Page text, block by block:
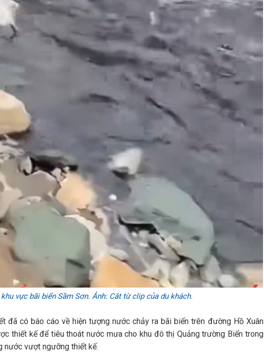
vực bãi biển Sầm Sơn. Ảnh: Cắt từ clip của du khách.
đã có báo cáo về hiện tượng nước chảy ra bãi biển trên đường Hồ Xuân
thiết kế để tiêu thoát nước mưa cho khu đô thị Quảng trường Biển trong
nước vượt ngưỡng thiết kế.